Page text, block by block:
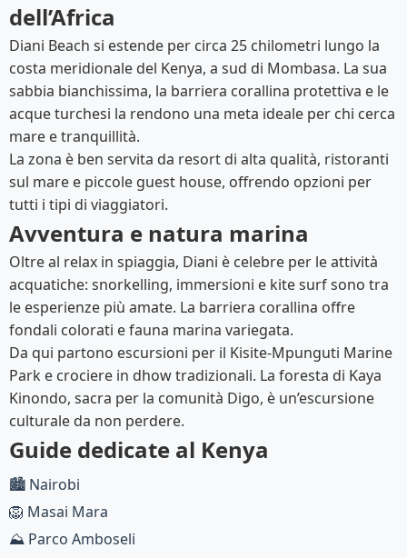
dell’Africa
Diani Beach si estende per circa 25 chilometri lungo la
costa meridionale del Kenya, a sud di Mombasa. La sua
sabbia bianchissima, la barriera corallina protettiva e le
acque turchesi la rendono una meta ideale per chi cerca
mare e tranquillità.
La zona è ben servita da resort di alta qualità, ristoranti
sul mare e piccole guest house, offrendo opzioni per
tutti i tipi di viaggiatori.
Avventura e natura marina
Oltre al relax in spiaggia, Diani è celebre per le attività
acquatiche: snorkelling, immersioni e kite surf sono tra
le esperienze più amate. La barriera corallina offre
fondali colorati e fauna marina variegata.
Da qui partono escursioni per il Kisite-Mpunguti Marine
Park e crociere in dhow tradizionali. La foresta di Kaya
Kinondo, sacra per la comunità Digo, è un’escursione
culturale da non perdere.
Guide dedicate al Kenya
🏙️ Nairobi
🦁 Masai Mara
⛰️ Parco Amboseli